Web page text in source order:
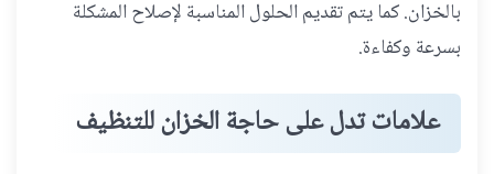
بالخزان. كما يتم تقديم الحلول المناسبة لإصلاح المشكلة
بسرعة وكفاءة.
علامات تدل على حاجة الخزان للتنظيف